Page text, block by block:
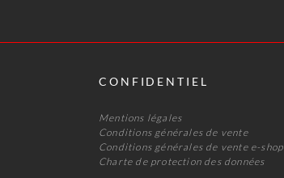
CONFIDENTIEL
Mentions légales
Conditions générales de vente
Conditions générales de vente e-shop
Charte de protection des données